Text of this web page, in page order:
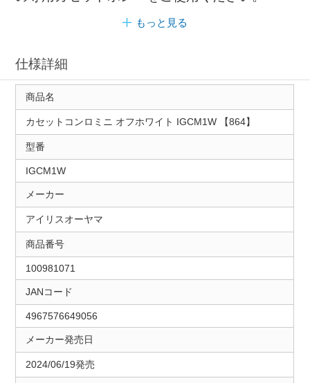
もっと見る
仕様詳細
商品名
カセットコンロミニ オフホワイト IGCM1W 【864】
型番
IGCM1W
メーカー
アイリスオーヤマ
商品番号
100981071
JANコード
4967576649056
メーカー発売日
2024/06/19発売